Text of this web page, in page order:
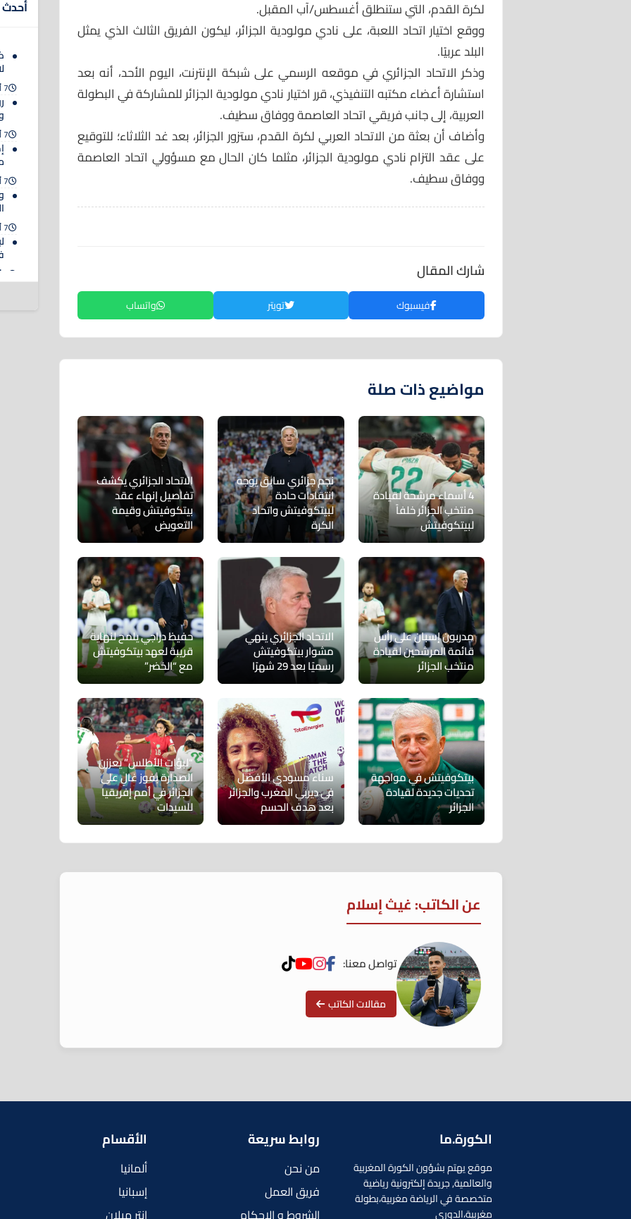
لكرة القدم، التي ستنطلق أغسطس/آب المقبل.
ووقع اختيار اتحاد اللعبة، على نادي مولودية الجزائر، ليكون الفريق الثالث الذي يمثل
البلد عربيًا.
وذكر الاتحاد الجزائري في موقعه الرسمي على شبكة الإنترنت، اليوم الأحد، أنه بعد
استشارة أعضاء مكتبه التنفيذي، قرر اختيار نادي مولودية الجزائر للمشاركة في البطولة
العربية، إلى جانب فريقي اتحاد العاصمة ووفاق سطيف.
وأضاف أن بعثة من الاتحاد العربي لكرة القدم، ستزور الجزائر، بعد غد الثلاثاء؛ للتوقيع
على عقد التزام نادي مولودية الجزائر، مثلما كان الحال مع مسؤولي اتحاد العاصمة
ووفاق سطيف.
شارك المقال
فيسبوك تويتر واتساب
مواضيع ذات صلة
4 أسماء مرشحة لقيادة
منتخب الجزائر خلفاً
لبيتكوفيتش
نجم جزائري سابق يوجه
انتقادات حادة
لبيتكوفيتش واتحاد
الكرة
الاتحاد الجزائري يكشف
تفاصيل إنهاء عقد
بيتكوفيتش وقيمة
التعويض
مدربون إسبان على رأس
قائمة المرشحين لقيادة
منتخب الجزائر
الاتحاد الجزائري ينهي
مشوار بيتكوفيتش
رسميًا بعد 29 شهرًا
حفيظ دراجي يلمح لنهاية
قريبة لعهد بيتكوفيتش
مع “الخضر”
بيتكوفيتش في مواجهة
تحديات جديدة لقيادة
الجزائر
سناء مسودي الأفضل
في ديربي المغرب والجزائر
بعد هدف الحسم
“لبؤات الأطلس” يعززن
الصدارة بفوز غالٍ على
الجزائر في أمم إفريقيا
للسيدات
عن الكاتب: غيث إسلام
تواصل معنا:
مقالات الكاتب
أحدث
7 أغسطس 2026
7 أغسطس 2026
7 أغسطس 2026
7 أغسطس 2026
الكورة.ما
موقع يهتم بشؤون الكورة المغربية
والعالمية, جريدة إلكترونية رياضية
متخصصة في الرياضة مغربية،بطولة
مغربية،الدوري
روابط سريعة
من نحن
فريق العمل
الشروط و الاحكام
الأقسام
ألمانيا
إسبانيا
إنتر ميلان